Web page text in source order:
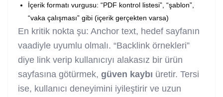
İçerik formatı vurgusu: “PDF kontrol listesi”, “şablon”,
“vaka çalışması” gibi (içerik gerçekten varsa)
En kritik nokta şu: Anchor text, hedef sayfanın
vaadiyle uyumlu olmalı. “Backlink örnekleri”
diye link verip kullanıcıyı alakasız bir ürün
sayfasına götürmek, güven kaybı üretir. Tersi
ise, kullanıcı deneyimini iyileştirir ve uzun